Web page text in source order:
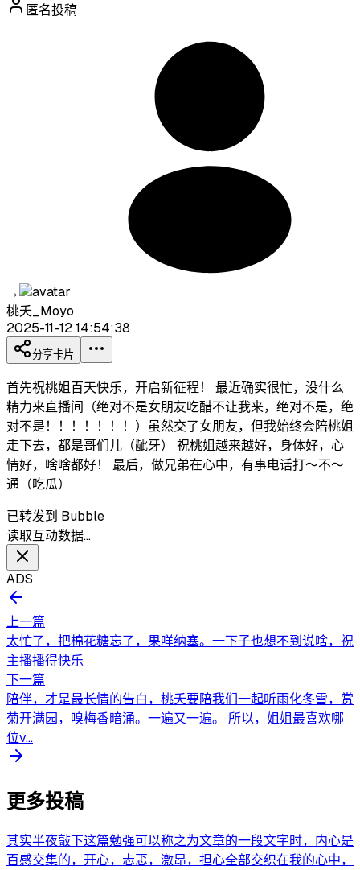
匿名投稿
→
桃夭_Moyo
2025-11-12 14:54:38
分享卡片
首先祝桃姐百天快乐，开启新征程！ 最近确实很忙，没什么
精力来直播间（绝对不是女朋友吃醋不让我来，绝对不是，绝
对不是！！！！！！！）虽然交了女朋友，但我始终会陪桃姐
走下去，都是哥们儿（龇牙） 祝桃姐越来越好，身体好，心
情好，啥啥都好！ 最后，做兄弟在心中，有事电话打～不～
通（吃瓜）
已转发到 Bubble
读取互动数据…
ADS
上一篇
太忙了，把棉花糖忘了，果咩纳塞。一下子也想不到说啥，祝
主播播得快乐
下一篇
陪伴，才是最长情的告白，桃夭要陪我们一起听雨化冬雪，赏
菊开满园，嗅梅香暗涌。一遍又一遍。 所以，姐姐最喜欢哪
位v...
更多投稿
其实半夜敲下这篇勉强可以称之为文章的一段文字时，内心是
百感交集的，开心，忐忑，激昂，担心全部交织在我的心中，